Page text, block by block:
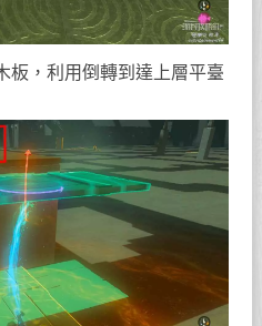
板，利用倒轉到達上層平臺